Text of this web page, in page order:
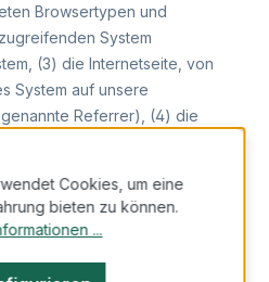
Browsertypen und
System
(3) die Internetseite, von
System auf unsere
Referrer), (4) die
Zugriffs auf die
Protokoll-Adresse (IP-
Cookies, um eine
bieten zu können.
...